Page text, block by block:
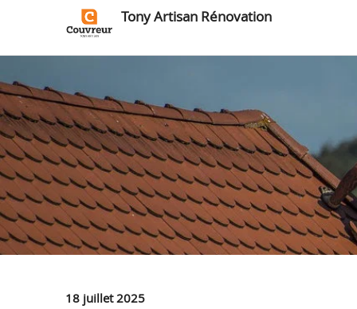
Tony Artisan Rénovation
18 juillet 2025